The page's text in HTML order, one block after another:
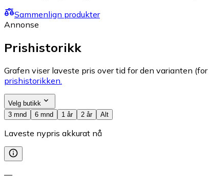
Sammenlign produkter
Annonse
Prishistorikk
Grafen viser laveste pris over tid for den varianten
prishistorikken.
Velg butikk
3 mnd
6 mnd 1 år 2 år Alt
Laveste nypris akkurat nå
—